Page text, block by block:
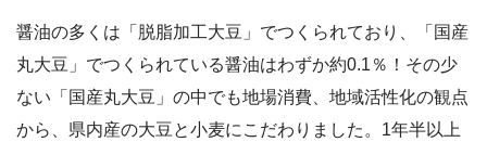
醤油の多くは「脱脂加工大豆」でつくられており、「国産
丸大豆」でつくられている醤油はわずか約0.1％！その少
ない「国産丸大豆」の中でも地場消費、地域活性化の観点
から、県内産の大豆と小麦にこだわりました。1年半以上